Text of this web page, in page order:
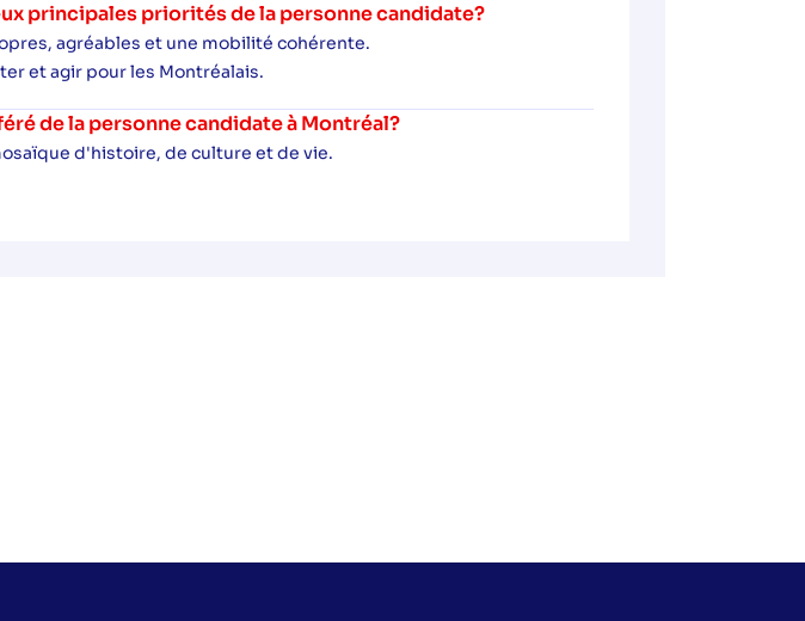
principales priorités de la personne candidate?
agréables et une mobilité cohérente.
et agir pour les Montréalais.
de la personne candidate à Montréal?
d'histoire, de culture et de vie.